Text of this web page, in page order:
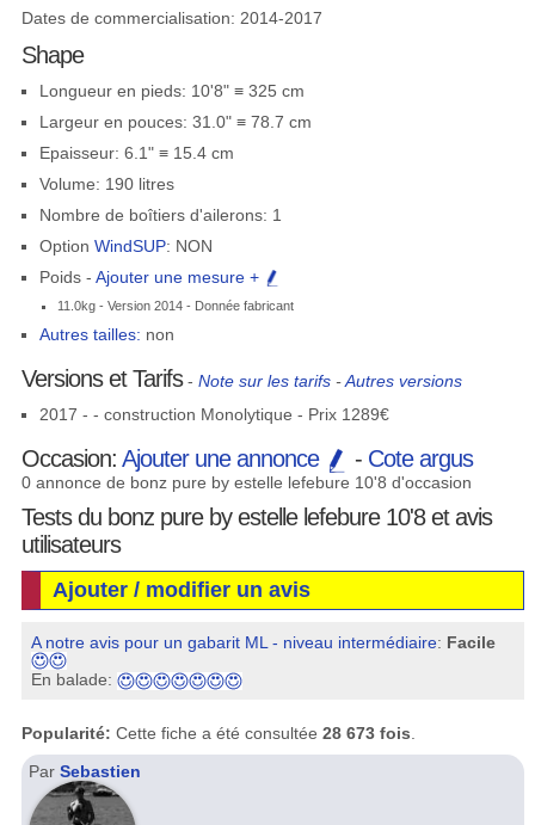
Dates de commercialisation: 2014-2017
Shape
Longueur en pieds: 10'8" ≡ 325 cm
Largeur en pouces: 31.0" ≡ 78.7 cm
Epaisseur: 6.1" ≡ 15.4 cm
Volume: 190 litres
Nombre de boîtiers d'ailerons: 1
Option WindSUP: NON
Poids - Ajouter une mesure +
11.0kg - Version 2014 - Donnée fabricant
Autres tailles: non
Versions et Tarifs- Note sur les tarifs-Autres versions
2017 - - construction Monolytique - Prix 1289€
Occasion: Ajouter une annonce - Cote argus
0 annonce de bonz pure by estelle lefebure 10'8 d'occasion
Tests du bonz pure by estelle lefebure 10'8 et avis
utilisateurs
Ajouter / modifier un avis
A notre avis pour un gabarit ML - niveau intermédiaire: Facile
En balade:
Popularité: Cette fiche a été consultée 28 673 fois
Par Sebastien